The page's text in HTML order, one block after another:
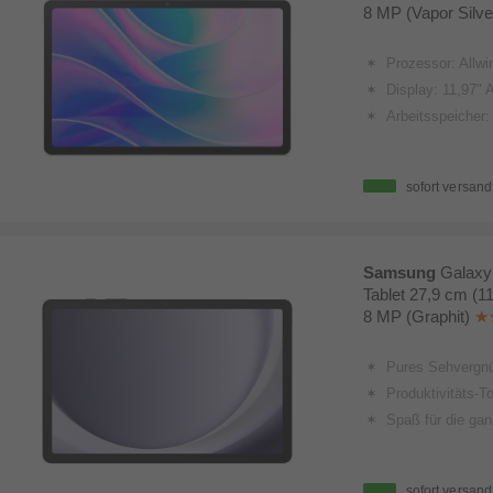
8 MP (Vapor
Prozessor:
Display: 11,97" Acer
Arbeitsspeicher:
sofort
Samsung
Tablet 27,9 cm
8 MP (Graphit)
Pures Sehvergnügen: großes
Produktivitäts-Tool: starker
Spaß für die ganze Familie: